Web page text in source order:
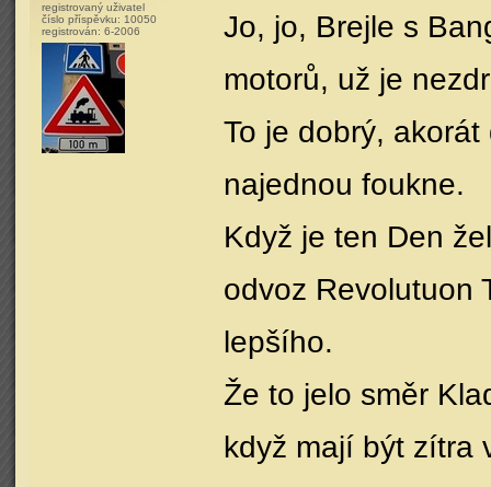
registrovaný uživatel
číslo příspěvku: 10050
registrován: 6-2006
Jo, jo, Brejle s
motorů, už je
To je dobrý,
najednou foukne.
Když je ten Den
odvoz Revolutuon
lepšího.
Že to jelo směr
když mají být zítra